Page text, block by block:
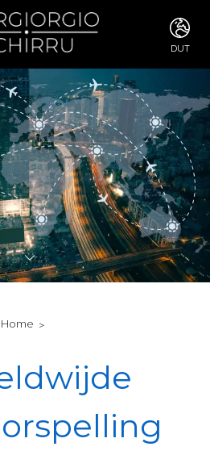
DUT
ENG
FRA
DEU
ESP
RUS
CHI
JPN
SVE
POR
ARA
DUT
KOR
Home